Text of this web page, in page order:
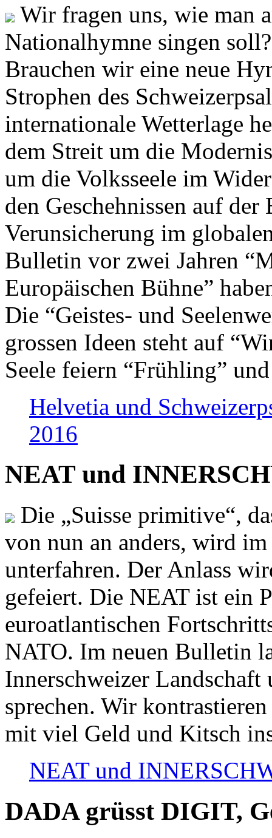
Wir fragen uns, wie man
Nationalhymne singen
Brauchen wir eine neue
Strophen des
internationale Wetterlage
dem Streit um die
um die Volksseele im
den Geschehnissen auf
Verunsicherung im
Bulletin vor zwei Jahren
Europäischen Bühne”
Die “Geistes- und
grossen Ideen steht auf
Seele feiern “Frühling”
Helvetia und
2016
NEAT und
Die „Suisse primitive“,
von nun an anders, wird
unterfahren. Der Anlass
gefeiert. Die NEAT ist ein
euroatlantischen
NATO. Im neuen Bulletin
Innerschweizer
sprechen. Wir
mit viel Geld und Kitsch
NEAT und
DADA grüsst DIGIT,